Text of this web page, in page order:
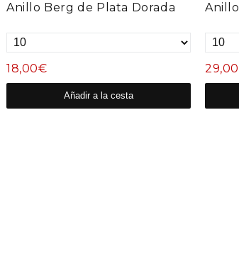
Anillo Berg de Plata Dorada
18,00€
Añadir a la cesta